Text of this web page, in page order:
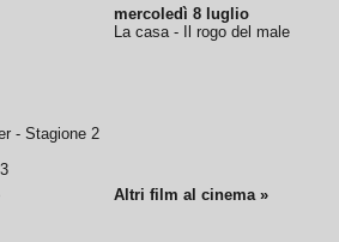
- Stagione 2
mercoledì 8 luglio
La casa - Il rogo del male
Altri film al cinema »